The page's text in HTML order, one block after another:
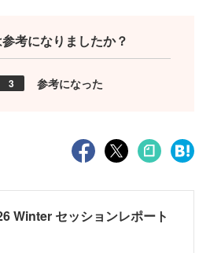
考になりましたか？
3 参考になった
Winter セッションレポート